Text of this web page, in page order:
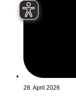
28. April 2026